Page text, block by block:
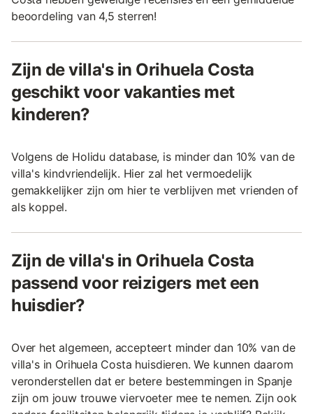
beoordeling van 4,5 sterren!
Zijn de villa's in Orihuela Costa
geschikt voor vakanties met
kinderen?
Volgens de Holidu database, is minder dan 10% van de
villa's kindvriendelijk. Hier zal het vermoedelijk
gemakkelijker zijn om hier te verblijven met vrienden of
als koppel.
Zijn de villa's in Orihuela Costa
passend voor reizigers met een
huisdier?
Over het algemeen, accepteert minder dan 10% van de
villa's in Orihuela Costa huisdieren. We kunnen daarom
veronderstellen dat er betere bestemmingen in Spanje
zijn om jouw trouwe viervoeter mee te nemen. Zijn ook